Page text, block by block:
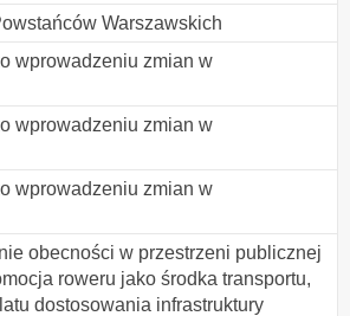
Warszawskich
wprowadzeniu zmian w
wprowadzeniu zmian w
wprowadzeniu zmian w
obecności w przestrzeni publicznej
roweru jako środka transportu,
dostosowania infrastruktury